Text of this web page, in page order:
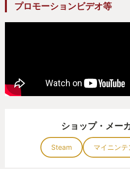
しかし、本作をプレイし、進
うかと思い始めている。
（プレイ時間：約33時間）
プロモーションビデオ等
ショップ・メー
Steam マイニン